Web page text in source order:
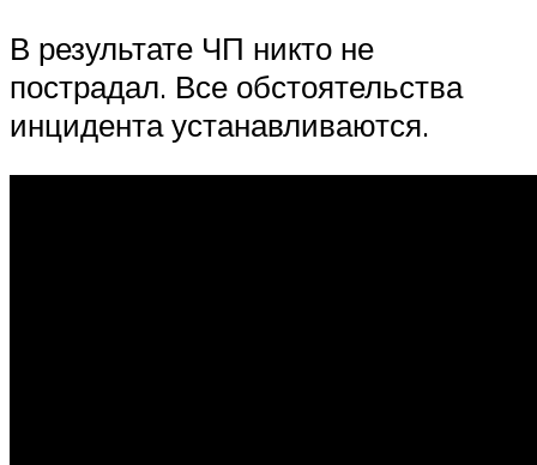
В результате ЧП никто не
пострадал. Все обстоятельства
инцидента устанавливаются.